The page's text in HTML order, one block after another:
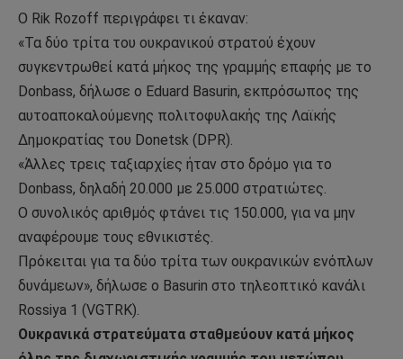
Ο Rik Rozoff περιγράφει τι έκαναν:
«Τα δύο τρίτα του ουκρανικού στρατού έχουν
συγκεντρωθεί κατά μήκος της γραμμής επαφής με το
Donbass, δήλωσε ο Eduard Basurin, εκπρόσωπος της
αυτοαποκαλούμενης πολιτοφυλακής της Λαϊκής
Δημοκρατίας του Donetsk (DPR).
«Άλλες τρεις ταξιαρχίες ήταν στο δρόμο για το
Donbass, δηλαδή 20.000 με 25.000 στρατιώτες.
Ο συνολικός αριθμός φτάνει τις 150.000, για να μην
αναφέρουμε τους εθνικιστές.
Πρόκειται για τα δύο τρίτα των ουκρανικών ενόπλων
δυνάμεων», δήλωσε ο Basurin στο τηλεοπτικό κανάλι
Rossiya 1 (VGTRK).
Ουκρανικά στρατεύματα σταθμεύουν κατά μήκος